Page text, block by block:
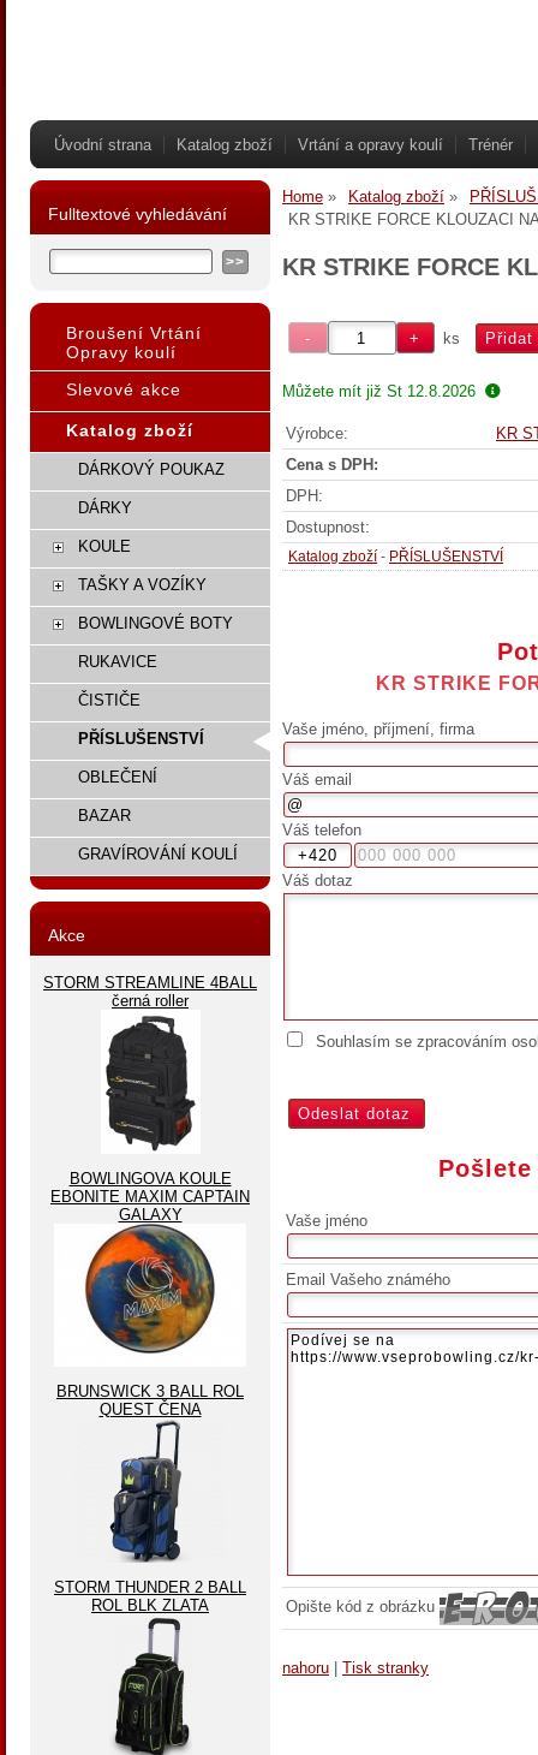
Úvodní strana Katalog zboží Vrtání a opravy koulí Trénér
Home Katalog zboží
KR STRIKE FORCE KLOUZACI
KR STRIKE FORCE
ks
Můžete mít již St 12.8.2026
Výrobce:
KR
Cena s DPH:
DPH:
Dostupnost:
Katalog zboží - PŘÍSLUŠENSTVÍ
KR STRIKE
Vaše jméno, příjmení, firma
Váš email
Váš telefon
Váš dotaz
Souhlasím se zpracováním
Vaše jméno
Email Vašeho známého
Opište kód z obrázku
nahoru | Tisk stranky
Fulltextové vyhledávání
Broušení Vrtání
Opravy koulí
Slevové akce
Katalog zboží
DÁRKOVÝ POUKAZ
DÁRKY
KOULE
TAŠKY A VOZÍKY
BOWLINGOVÉ BOTY
RUKAVICE
ČISTIČE
PŘÍSLUŠENSTVÍ
OBLEČENÍ
BAZAR
GRAVÍROVÁNÍ KOULÍ
Akce
STORM STREAMLINE 4BALL
černá roller
BOWLINGOVA KOULE
EBONITE MAXIM CAPTAIN
GALAXY
BRUNSWICK 3 BALL ROL
QUEST ČENA
STORM THUNDER 2 BALL
ROL BLK ZLATA